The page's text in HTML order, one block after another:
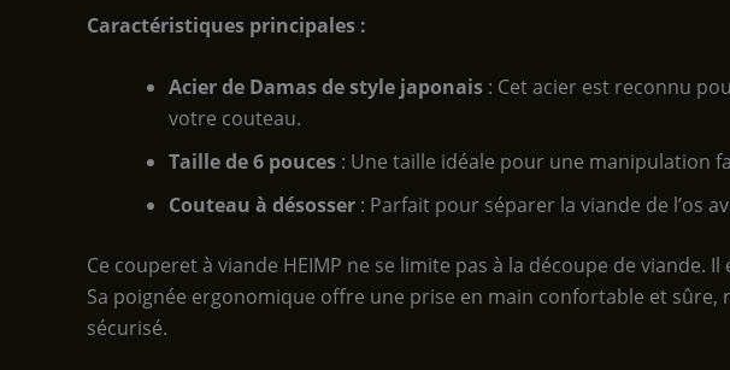
Caractéristiques principales :
Acier de Damas de style japonais : Cet acier est reconnu
votre couteau.
Taille de 6 pouces : Une taille idéale pour une manipulation
Couteau à désosser : Parfait pour séparer la viande de l’os
Ce couperet à viande HEIMP ne se limite pas à la découpe de
Sa poignée ergonomique offre une prise en main confortable et
sécurisé.